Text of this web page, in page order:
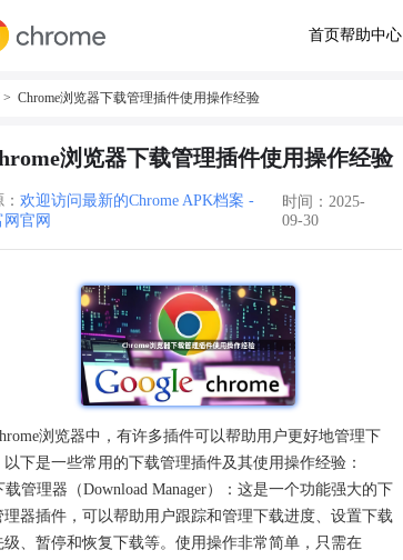
首页帮助中心
> Chrome浏览器下载管理插件使用操作经验
浏览器下载管理插件使用操作经验
欢迎访问最新的Chrome APK档案 -
网官网
时间：2025-
09-30
浏览器中，有许多插件可以帮助用户更好地管理下
以下是一些常用的下载管理插件及其使用操作经验：
载管理器（Download Manager）：这是一个功能强大的下
理器插件，可以帮助用户跟踪和管理下载进度、设置下载
级、暂停和恢复下载等。使用操作非常简单，只需在